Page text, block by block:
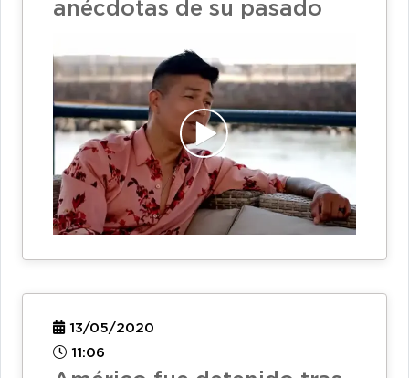
anécdotas de su pasado
13/05/2020
11:06